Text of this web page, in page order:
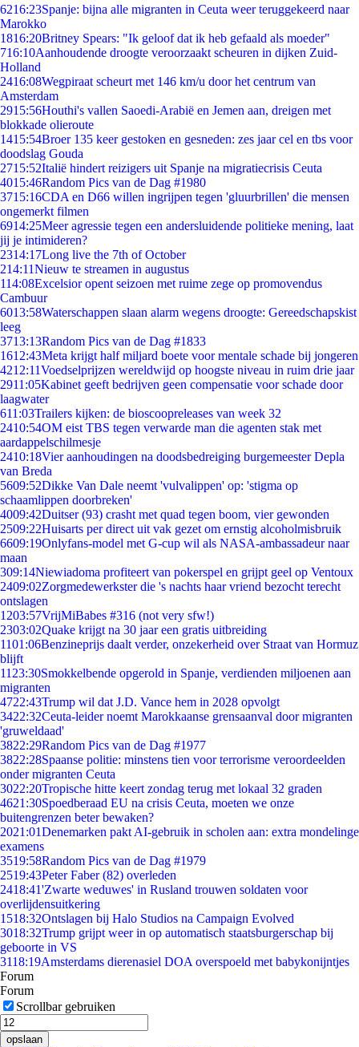
6216:23Spanje: bijna alle migranten in Ceuta weer teruggekeerd naar
Marokko
1816:20Britney Spears: "Ik geloof dat ik heb gefaald als moeder"
716:10Aanhoudende droogte veroorzaakt scheuren in dijken Zuid-
Holland
2416:08Wegpiraat scheurt met 146 km/u door het centrum van
Amsterdam
2915:56Houthi's vallen Saoedi-Arabië en Jemen aan, dreigen met
blokkade olieroute
1415:54Broer 135 keer gestoken en gesneden: zes jaar cel en tbs voor
doodslag Gouda
2715:52Italië hindert reizigers uit Spanje na migratiecrisis Ceuta
4015:46Random Pics van de Dag #1980
3715:16CDA en D66 willen ingrijpen tegen 'gluurbrillen' die mensen
ongemerkt filmen
6914:25Meer agressie tegen een andersluidende politieke mening, laat
jij je intimideren?
2314:17Long live the 7th of October
214:11Nieuw te streamen in augustus
114:08Excelsior opent seizoen met ruime zege op promovendus
Cambuur
6013:58Waterschappen slaan alarm wegens droogte: Gereedschapskist
leeg
3713:13Random Pics van de Dag #1833
1612:43Meta krijgt half miljard boete voor mentale schade bij jongeren
4212:11Voedselprijzen wereldwijd op hoogste niveau in ruim drie jaar
2911:05Kabinet geeft bedrijven geen compensatie voor schade door
laagwater
611:03Trailers kijken: de bioscoopreleases van week 32
2410:54OM eist TBS tegen verwarde man die agenten stak met
aardappelschilmesje
2410:18Vier aanhoudingen na doodsbedreiging burgemeester Depla
van Breda
5609:52Dikke Van Dale neemt 'vulvalippen' op: 'stigma op
schaamlippen doorbreken'
4009:42Duitser (93) crasht met quad tegen boom, vier gewonden
2509:22Huisarts per direct uit vak gezet om ernstig alcoholmisbruik
6609:19Onlyfans-model met G-cup wil als NASA-ambassadeur naar
maan
309:14Niewiadoma profiteert van pokerspel en grijpt geel op Ventoux
2409:02Zorgmedewerkster die 's nachts haar vriend bezocht terecht
ontslagen
1203:57VrijMiBabes #316 (not very sfw!)
2303:02Quake krijgt na 30 jaar een gratis uitbreiding
1101:06Benzineprijs daalt verder, onzekerheid over Straat van Hormuz
blijft
11 23:30Smokkelbende opgerold in Spanje, verdienden miljoenen aan
migranten
4722:43Trump wil dat J.D. Vance hem in 2028 opvolgt
3422:32Ceuta-leider noemt Marokkaanse grensaanval door migranten
'gruweldaad'
3822:29Random Pics van de Dag #1977
3822:28Spaanse politie: minstens tien voor terrorisme veroordeelden
onder migranten Ceuta
3022:20Tropische hitte keert zondag terug met lokaal 32 graden
4621:30Spoedberaad EU na crisis Ceuta, moeten we onze
buitengrenzen beter bewaken?
2021:01Denemarken pakt AI-gebruik in scholen aan: extra mondelinge
examens
3519:58Random Pics van de Dag #1979
2519:43Peter Faber (82) overleden
2418:41'Zwarte weduwes' in Rusland trouwen soldaten voor
overlijdensuitkering
1518:32Ontslagen bij Halo Studios na Campaign Evolved
3018:32Trump grijpt weer in op automatisch staatsburgerschap bij
geboorte in VS
3118:19Amsterdams dierenasiel DOA overspoeld met babykonijntjes
Forum
Forum
Scrollbar gebruiken
opslaan